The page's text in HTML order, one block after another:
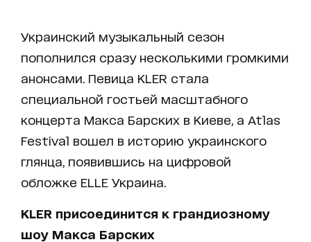
Украинский музыкальный сезон
пополнился сразу несколькими громкими
анонсами. Певица KLER стала
специальной гостьей масштабного
концерта Макса Барских в Киеве, а Atlas
Festival вошел в историю украинского
глянца, появившись на цифровой
обложке ELLE Украина.
KLER присоединится к грандиозному
шоу Макса Барских